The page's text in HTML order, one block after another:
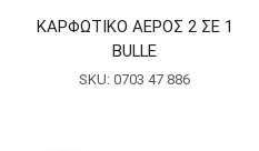
ΚΑΡΦΩΤΙΚΟ ΑΕΡΟΣ 2 ΣΕ 1
BULLE
SKU: 0703 47 886